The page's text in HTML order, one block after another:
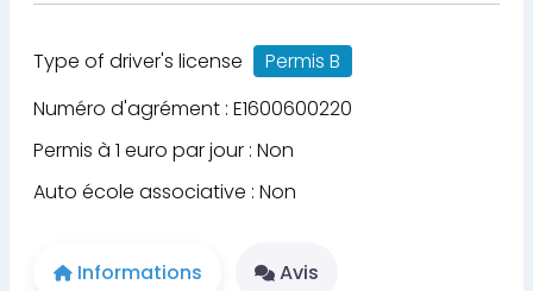
Type of driver's license
Permis B
Numéro d'agrément : E1600600220
Permis à 1 euro par jour : Non
Auto école associative : Non
Informations Avis